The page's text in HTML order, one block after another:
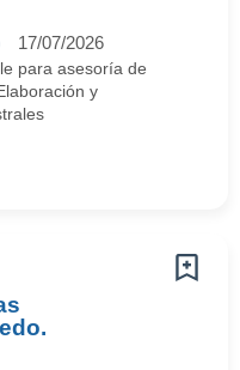
17/07/2026
para asesoría de
y